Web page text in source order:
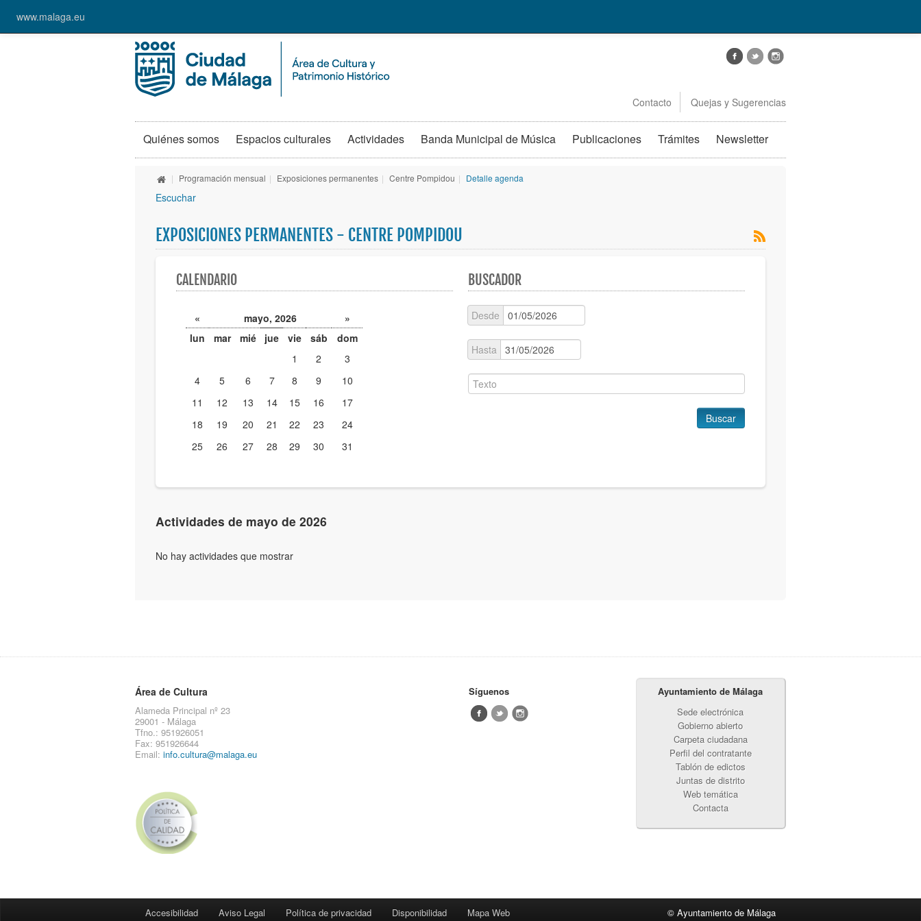
www.malaga.eu
Contacto Quejas y Sugerencias
Quiénes somos Espacios culturales Actividades Banda Municipal de Música Publicaciones Trámites Newsletter
| Programación mensual | Exposiciones permanentes | Centre Pompidou | Detalle agenda
Escuchar
EXPOSICIONES PERMANENTES - CENTRE POMPIDOU
CALENDARIO
« mayo, 2026
»
lun
mar mié jue vie sáb
dom
1
2
3
4
5 6 7 8 9
10
11
12 13 14 15 16
17
18
19 20 21 22 23
24
25
26 27 28 29 30 31
BUSCADOR
Desde
Hasta
Buscar
Actividades de mayo de 2026
No hay actividades que mostrar
Área de Cultura
Alameda Principal nº 23
29001 - Málaga
Tfno.: 951926051
Fax: 951926644
Email: info.cultura@malaga.eu
Síguenos
Ayuntamiento de Málaga
Sede electrónica
Gobierno abierto
Carpeta ciudadana
Perfil del contratante
Tablón de edictos
Juntas de distrito
Web temática
Contacta
Accesibilidad Aviso Legal Política de privacidad Disponibilidad Mapa Web © Ayuntamiento de Málaga